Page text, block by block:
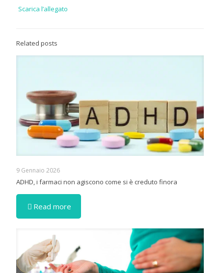
Scarica l’allegato
Related posts
9 Gennaio 2026
ADHD, i farmaci non agiscono come si è creduto finora
Read more